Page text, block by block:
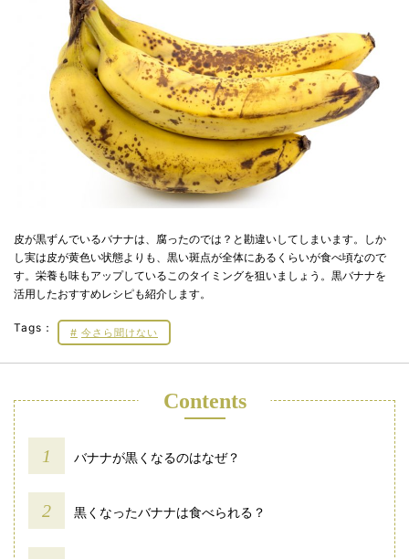
皮が黒ずんでいるバナナは、腐ったのでは？と勘違いしてしまいます。しか
し実は皮が黄色い状態よりも、黒い斑点が全体にあるくらいが食べ頃なので
す。栄養も味もアップしているこのタイミングを狙いましょう。黒バナナを
活用したおすすめレシピも紹介します。
Tags： 今さら聞けない
Contents
バナナが黒くなるのはなぜ？
黒くなったバナナは食べられる？